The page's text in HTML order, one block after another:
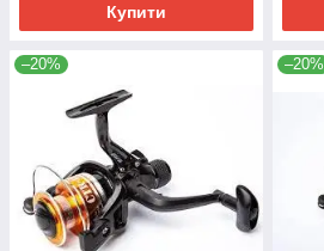
Купити
–20% –20%